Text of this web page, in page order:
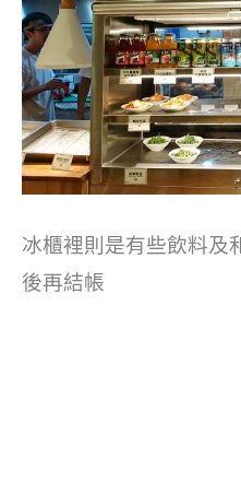
冰櫃裡則是有些飲料及
後再結帳